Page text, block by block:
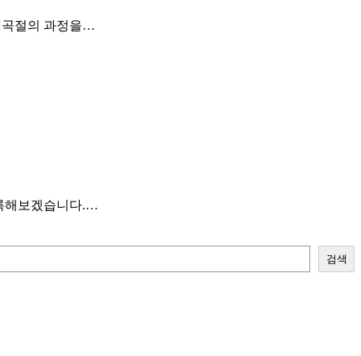
곡절의 과정을…
해보겠습니다.…
검색